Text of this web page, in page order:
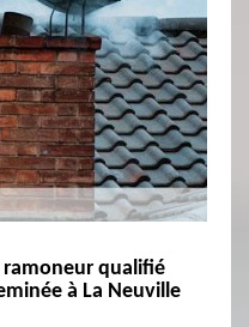
ramoneur qualifié
à La Neuville